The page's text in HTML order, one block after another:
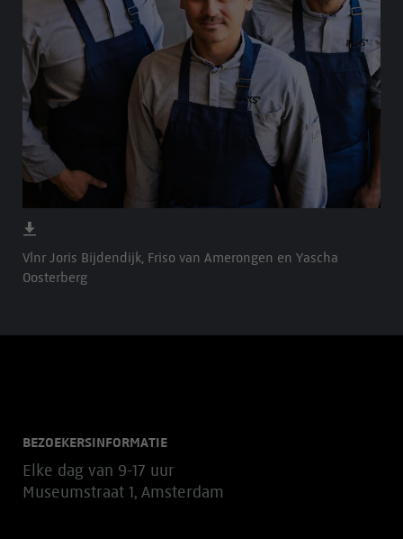
Vlnr Joris Bijdendijk, Friso van Amerongen en Yascha
Oosterberg
BEZOEKERSINFORMATIE
Elke dag van 9-17 uur
Museumstraat 1, Amsterdam